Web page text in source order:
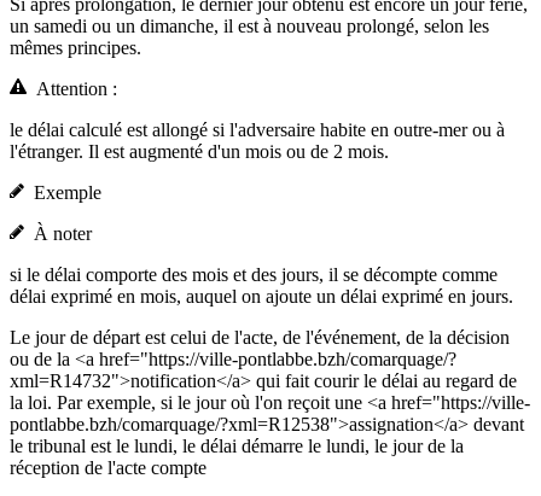
Si après prolongation, le dernier jour obtenu est encore un jour férié,
un samedi ou un dimanche, il est à nouveau prolongé, selon les
mêmes principes.
Attention :
le délai calculé est allongé si l'adversaire habite en outre-mer ou à
l'étranger. Il est augmenté d'un mois ou de 2 mois.
Exemple
À noter
si le délai comporte des mois et des jours, il se décompte comme
délai exprimé en mois, auquel on ajoute un délai exprimé en jours.
Le jour de départ est celui de l'acte, de l'événement, de la décision
ou de la <a href="https://ville-pontlabbe.bzh/comarquage/?
xml=R14732">notification</a> qui fait courir le délai au regard de
la loi. Par exemple, si le jour où l'on reçoit une <a href="https://ville-
pontlabbe.bzh/comarquage/?xml=R12538">assignation</a> devant
le tribunal est le lundi, le délai démarre le lundi, le jour de la
réception de l'acte compte